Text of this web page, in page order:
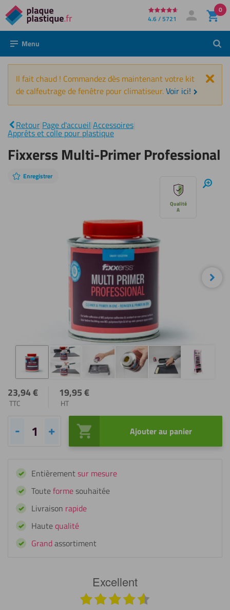
Directement
au
contenu
4.6 / 5721 Mon compte
Se connecter
0
Menu
Il fait chaud ! Commandez dès maintenant votre kit
de calfeutrage de fenêtre pour climatiseur.Voir ici!
Retour Page d'accueil Accessoires
Apprêts et colle pour plastique
|Multi-
Primer
Professional
Fixxerss Multi-Primer Professional
Enregistrer
Zoom
Qualité
A
23,94€
TTC
19,95€
HT
quantité
Multi-
Primer
Ajouter au panier
Entièrementsur mesure
Touteforme souhaitée
Livraison rapide
Hautequalité
Grandassortiment
Excellent